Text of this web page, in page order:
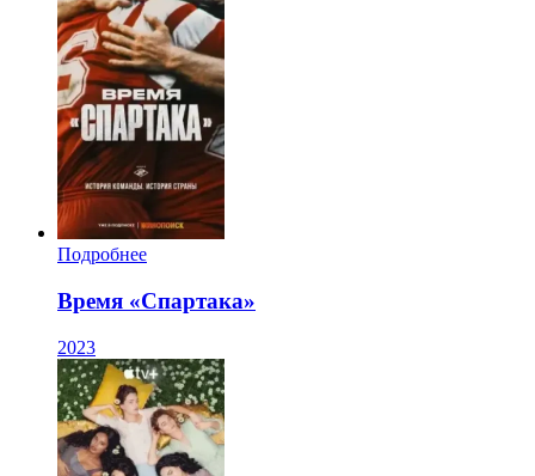
Подробнее
Время «Спартака»
2023